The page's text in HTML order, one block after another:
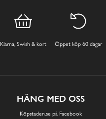
Klarna, Swish & kort Öppet köp 60 dagar
HÄNG MED OSS
Köpstaden.se på Facebook